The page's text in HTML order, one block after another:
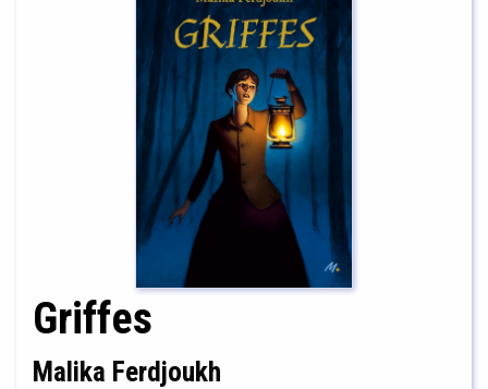
Griffes
Malika Ferdjoukh